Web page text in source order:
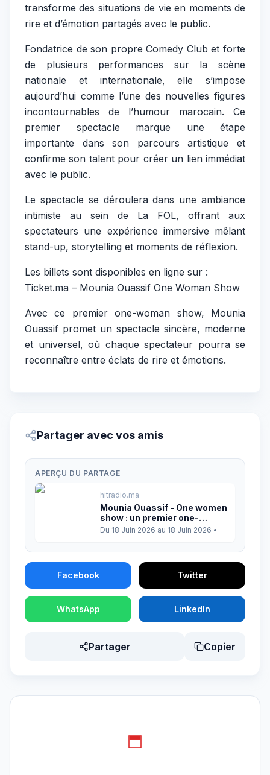
transforme des situations de vie en moments de
rire et d’émotion partagés avec le public.
Fondatrice de son propre Comedy Club et forte
de plusieurs performances sur la scène
nationale et internationale, elle s’impose
aujourd’hui comme l’une des nouvelles figures
incontournables de l’humour marocain. Ce
premier spectacle marque une étape
importante dans son parcours artistique et
confirme son talent pour créer un lien immédiat
avec le public.
Le spectacle se déroulera dans une ambiance
intimiste au sein de La FOL, offrant aux
spectateurs une expérience immersive mêlant
stand-up, storytelling et moments de réflexion.
Les billets sont disponibles en ligne sur :
Ticket.ma – Mounia Ouassif One Woman Show
Avec ce premier one-woman show, Mounia
Ouassif promet un spectacle sincère, moderne
et universel, où chaque spectateur pourra se
reconnaître entre éclats de rire et émotions.
Partager avec vos amis
APERÇU DU PARTAGE
hitradio.ma
Mounia Ouassif - One women
show : un premier one-
woman show entre humour,
Du 18 Juin 2026 au 18 Juin 2026 •
Facebook Twitter
WhatsApp LinkedIn
Partager Copier